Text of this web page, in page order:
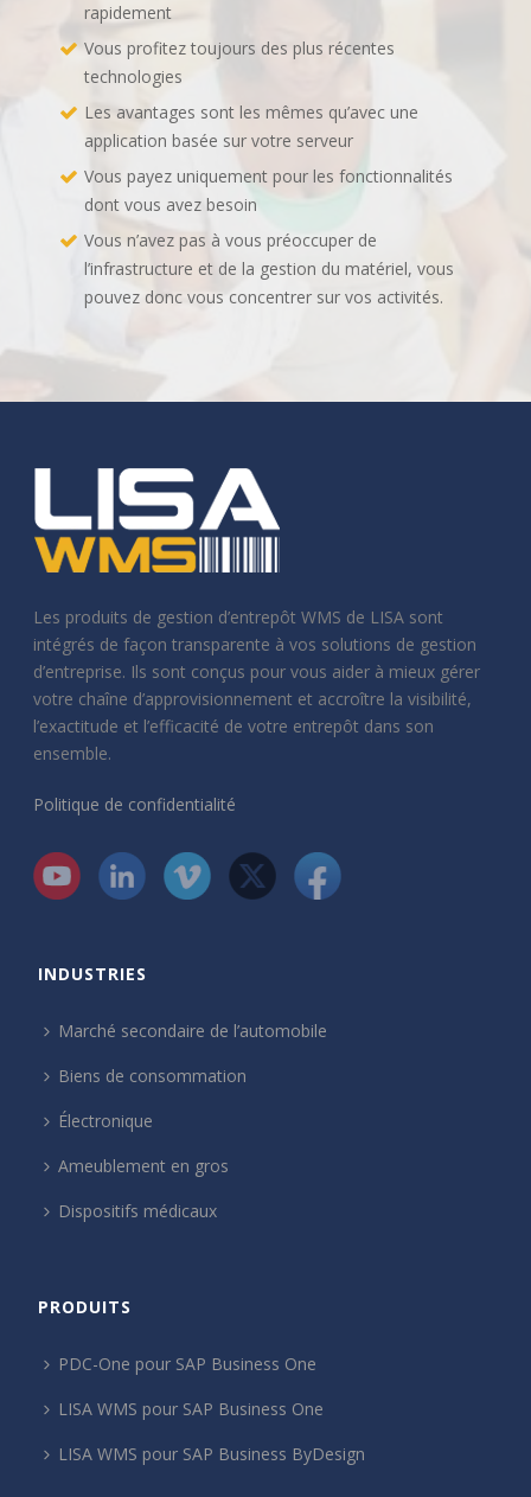
rapidement
Vous profitez toujours des plus récentes
technologies
Les avantages sont les mêmes qu’avec une
application basée sur votre serveur
Vous payez uniquement pour les fonctionnalités
dont vous avez besoin
Vous n’avez pas à vous préoccuper de
l’infrastructure et de la gestion du matériel, vous
pouvez donc vous concentrer sur vos activités.
Les produits de gestion d’entrepôt WMS de LISA sont
intégrés de façon transparente à vos solutions de gestion
d’entreprise. Ils sont conçus pour vous aider à mieux gérer
votre chaîne d’approvisionnement et accroître la visibilité,
l’exactitude et l’efficacité de votre entrepôt dans son
ensemble.
Politique de confidentialité
INDUSTRIES
Marché secondaire de l’automobile
Biens de consommation
Électronique
Ameublement en gros
Dispositifs médicaux
PRODUITS
PDC-One pour SAP Business One
LISA WMS pour SAP Business One
LISA WMS pour SAP Business ByDesign